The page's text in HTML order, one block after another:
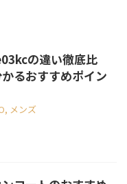
の違い徹底比
るおすすめポイン
, メンズ